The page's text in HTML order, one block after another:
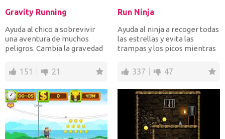
Gravity Running
Ayuda al chico a sobrevivir
una aventura de muchos
peligros. Cambia la gravedad
151 21
Run Ninja
Ayuda al ninja a recoger todas
las estrellas y evita las
trampas y los picos mientras
337 47